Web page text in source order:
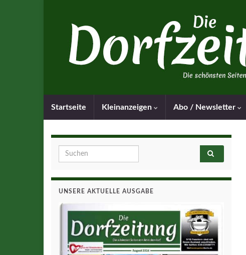
Startseite Kleinanzeigen Abo / Newsletter
Search for:
UNSERE AKTUELLE AUSGABE